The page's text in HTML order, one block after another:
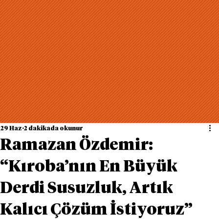
Ramazan Özdemir:
“Kıroba’nın En Büyük
Derdi Susuzluk, Artık
Kalıcı Çözüm İstiyoruz”
29 Haz 2 dakikada okunur